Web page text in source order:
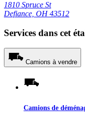
1810 Spruce St
Defiance, OH 43512
Services dans cet
Camions à vendre
Camions de